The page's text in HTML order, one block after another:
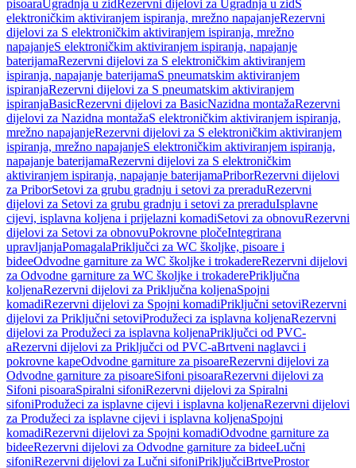
pisoaraUgradnja u zidRezervni dijelovi za Ugradnja u zidS
elektroničkim aktiviranjem ispiranja, mrežno napajanjeRezervni
dijelovi za S elektroničkim aktiviranjem ispiranja, mrežno
napajanjeS elektroničkim aktiviranjem ispiranja, napajanje
baterijamaRezervni dijelovi za S elektroničkim aktiviranjem
ispiranja, napajanje baterijamaS pneumatskim aktiviranjem
ispiranjaRezervni dijelovi za S pneumatskim aktiviranjem
ispiranjaBasicRezervni dijelovi za BasicNazidna montažaRezervni
dijelovi za Nazidna montažaS elektroničkim aktiviranjem ispiranja,
mrežno napajanjeRezervni dijelovi za S elektroničkim aktiviranjem
ispiranja, mrežno napajanjeS elektroničkim aktiviranjem ispiranja,
napajanje baterijamaRezervni dijelovi za S elektroničkim
aktiviranjem ispiranja, napajanje baterijamaPriborRezervni dijelovi
za PriborSetovi za grubu gradnju i setovi za preraduRezervni
dijelovi za Setovi za grubu gradnju i setovi za preraduIsplavne
cijevi, isplavna koljena i prijelazni komadiSetovi za obnovuRezervni
dijelovi za Setovi za obnovuPokrovne pločeIntegrirana
upravljanjaPomagalaPriključci za WC školjke, pisoare i
bideeOdvodne garniture za WC školjke i trokadereRezervni dijelovi
za Odvodne garniture za WC školjke i trokaderePriključna
koljenaRezervni dijelovi za Priključna koljenaSpojni
komadiRezervni dijelovi za Spojni komadiPriključni setoviRezervni
dijelovi za Priključni setoviProdužeci za isplavna koljenaRezervni
dijelovi za Produžeci za isplavna koljenaPriključci od PVC-
aRezervni dijelovi za Priključci od PVC-aBrtveni naglavci i
pokrovne kapeOdvodne garniture za pisoareRezervni dijelovi za
Odvodne garniture za pisoareSifoni pisoaraRezervni dijelovi za
Sifoni pisoaraSpiralni sifoniRezervni dijelovi za Spiralni
sifoniProdužeci za isplavne cijevi i isplavna koljenaRezervni dijelovi
za Produžeci za isplavne cijevi i isplavna koljenaSpojni
komadiRezervni dijelovi za Spojni komadiOdvodne garniture za
bideeRezervni dijelovi za Odvodne garniture za bideeLučni
sifoniRezervni dijelovi za Lučni sifoniPriključciBrtveProstor